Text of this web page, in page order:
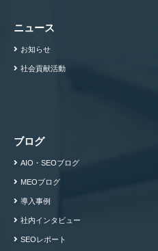
ニュース
お知らせ
社会貢献活動
ブログ
AIO・SEOブログ
MEOブログ
導入事例
社内インタビュー
SEOレポート